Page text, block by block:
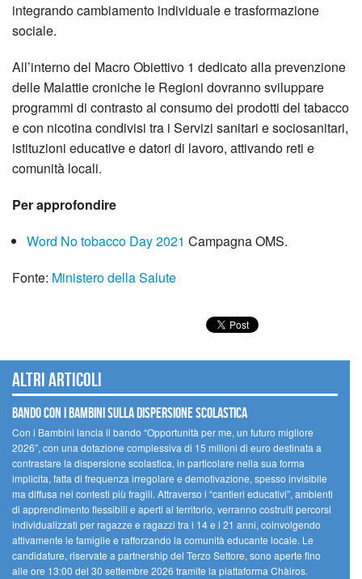
integrando cambiamento individuale e trasformazione
sociale.
All’interno del Macro Obiettivo 1 dedicato alla prevenzione
delle Malattie croniche le Regioni dovranno sviluppare
programmi di contrasto al consumo dei prodotti del tabacco
e con nicotina condivisi tra i Servizi sanitari e sociosanitari,
istituzioni educative e datori di lavoro, attivando reti e
comunità locali.
Per approfondire
Word No tobacco Day 2021 Campagna OMS.
Fonte: Ministero della Salute
Altri articoli
Bando Con i Bambini sulla dispersione scolastica
Con i Bambini lancia il bando “Opportunità per me, un futuro migliore
2026”, con una dotazione complessiva di 15 milioni di euro destinata a
contrastare la dispersione scolastica, in particolare nella sua forma
implicita, fatta di frequenza irregolare e demotivazione, spesso invisibile
ma diffusa nei contesti più fragili. Attraverso i “cantieri educativi”, ambienti
di apprendimento flessibili e aperti al territorio, verranno costruiti percorsi
individualizzati per ragazze e ragazzi tra i 14 e i 21 anni, coinvolgendo
attivamente le famiglie e rafforzando la comunità educante locale. Le
candidature, riservate a partnership del Terzo Settore, sono aperte fino
alle ore 13:00 del 30 settembre 2026 tramite la piattaforma Chàiros.